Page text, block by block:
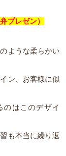
プレゼン）
ような柔らかい
ン、お客様に似
のはこのデザイ
も本当に繰り返